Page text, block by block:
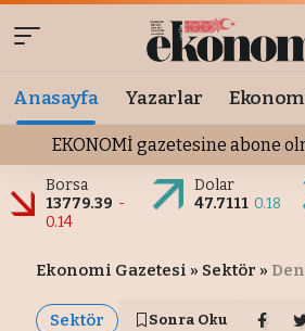
Anasayfa Yazarlar
EKONOMİ gazetesine abone
Borsa
13779.39 -
0.14
Dolar
47.7111 0.18
Ekonomi Gazetesi » Sektör » Deniz
Sektör Sonra Oku